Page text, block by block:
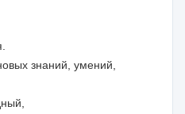
знаний, умений,